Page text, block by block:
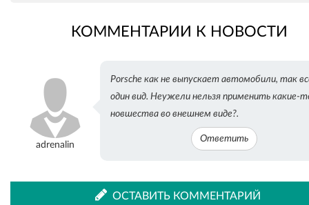
во
ВКонтакте
Одноклассниках
КОММЕНТАРИИ К НОВОСТИ
adrenalin
Porsche как не выпускает автомобили, так
один вид. Неужели нельзя применить какие-
новшества во внешнем виде?.
Ответить
ОСТАВИТЬ КОММЕНТАРИЙ